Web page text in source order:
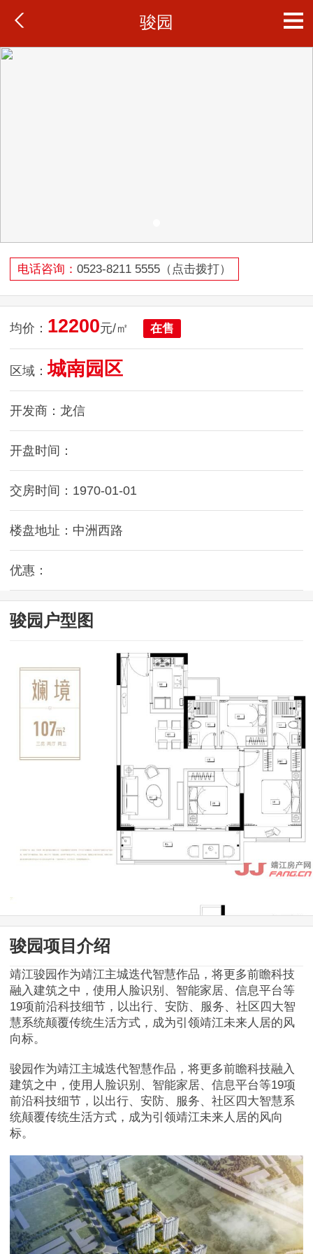
骏园
电话咨询： 0523-8211 5555（点击拨打）
均价： 12200元/㎡ 在售
区域：城南园区
开发商：龙信
开盘时间：
交房时间：1970-01-01
楼盘地址：中洲西路
优惠：
骏园户型图
骏园项目介绍
靖江骏园作为靖江主城迭代智慧作品，将更多前瞻科技
融入建筑之中，使用人脸识别、智能家居、信息平台等
19项前沿科技细节，以出行、安防、服务、社区四大智
慧系统颠覆传统生活方式，成为引领靖江未来人居的风
向标。
骏园作为靖江主城迭代智慧作品，将更多前瞻科技融入
建筑之中，使用人脸识别、智能家居、信息平台等19项
前沿科技细节，以出行、安防、服务、社区四大智慧系
统颠覆传统生活方式，成为引领靖江未来人居的风向
标。